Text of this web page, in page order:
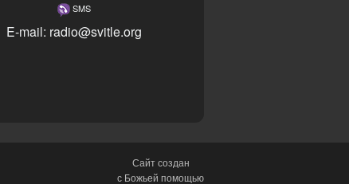
SMS
E-mail: radio@svitle.org
Сайт создан
с Божьей помощью